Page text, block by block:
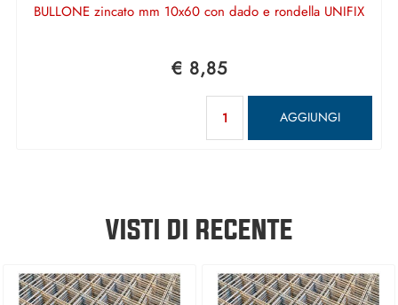
BULLONE zincato mm 10x60 con dado e rondella UNIFIX
€ 8,85
AGGIUNGI
VISTI DI RECENTE